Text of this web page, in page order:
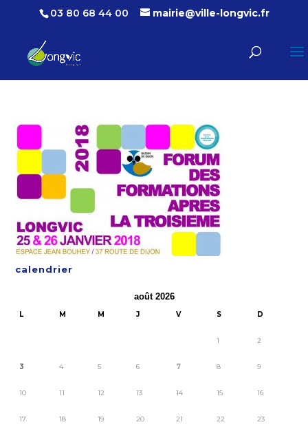
03 80 68 44 00 mairie@ville-longvic.fr
calendrier
août 2026
L M M J V S D
1 2
3 4 5 6 7 8 9
10 11 12 13 14 15 16
17 18 19 20 21 22 23